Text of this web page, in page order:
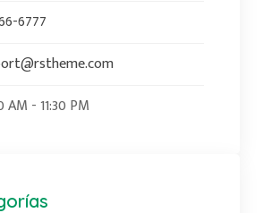
6777
AM - 11:30 PM